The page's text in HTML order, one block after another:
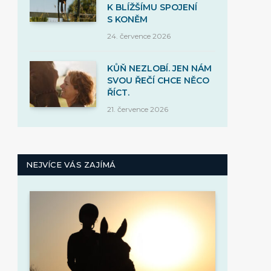
K BLÍŽŠÍMU SPOJENÍ
S KONĚM
24. července 2026
KŮŇ NEZLOBÍ. JEN NÁM
SVOU ŘEČÍ CHCE NĚCO
ŘÍCT.
21. července 2026
NEJVÍCE VÁS ZAJÍMÁ